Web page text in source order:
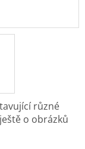
různé
o obrázků